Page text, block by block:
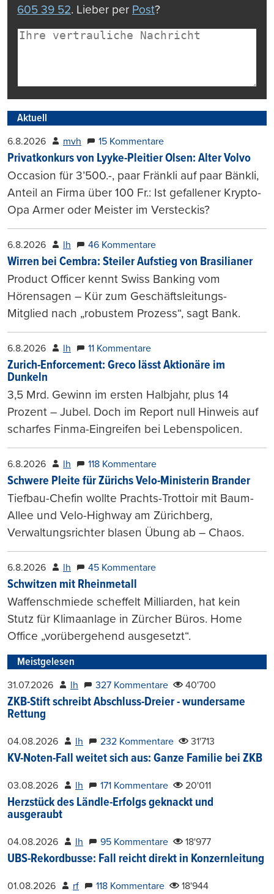
605 39 52. Lieber per Post?
Aktuell
6.8.2026 mvh 15 Kommentare
Privatkonkurs von Lyyke-Pleitier Olsen: Alter Volvo
Occasion für 3’500.-, paar Fränkli auf paar Bänkli,
Anteil an Firma über 100 Fr.: Ist gefallener Krypto-
Opa Armer oder Meister im Versteckis?
6.8.2026 lh 46 Kommentare
Wirren bei Cembra: Steiler Aufstieg von Brasilianer
Product Officer kennt Swiss Banking vom
Hörensagen – Kür zum Geschäftsleitungs-
Mitglied nach „robustem Prozess“, sagt Bank.
6.8.2026 lh 11 Kommentare
Zurich-Enforcement: Greco lässt Aktionäre im
Dunkeln
3,5 Mrd. Gewinn im ersten Halbjahr, plus 14
Prozent – Jubel. Doch im Report null Hinweis auf
scharfes Finma-Eingreifen bei Lebenspolicen.
6.8.2026 lh 118 Kommentare
Schwere Pleite für Zürichs Velo-Ministerin Brander
Tiefbau-Chefin wollte Prachts-Trottoir mit Baum-
Allee und Velo-Highway am Zürichberg,
Verwaltungsrichter blasen Übung ab – Chaos.
6.8.2026 lh 45 Kommentare
Schwitzen mit Rheinmetall
Waffenschmiede scheffelt Milliarden, hat kein
Stutz für Klimaanlage in Zürcher Büros. Home
Office „vorübergehend ausgesetzt“.
Meistgelesen
31.07.2026 lh 327 Kommentare 40'700
ZKB-Stift schreibt Abschluss-Dreier - wundersame
Rettung
04.08.2026 lh 232 Kommentare 31'713
KV-Noten-Fall weitet sich aus: Ganze Familie bei ZKB
03.08.2026 lh 171 Kommentare 20'011
Herzstück des Ländle-Erfolgs geknackt und
ausgeraubt
04.08.2026 lh 95 Kommentare 18'977
UBS-Rekordbusse: Fall reicht direkt in Konzernleitung
01.08.2026 rf 118 Kommentare 18'944